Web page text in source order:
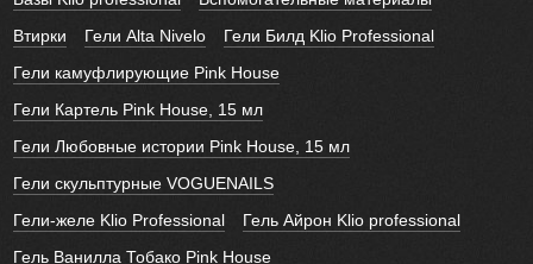
Втирки
Гели Alta Nivelo
Гели Билд Klio Professional
Гели камуфлирующие Pink House
Гели Картель Pink House, 15 мл
Гели Любовные истории Pink House, 15 мл
Гели скульптурные VOGUENAILS
Гели-желе Klio Professional
Гель Айрон Klio professional
Гель Ванилла Тобако Pink House